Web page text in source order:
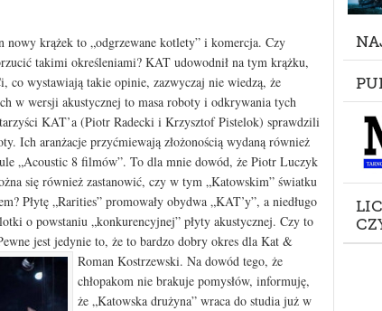
nowy krążek to „odgrzewane kotlety” i komercja. Czy
takimi określeniami? KAT udowodnił na tym krążku,
co wystawiają takie opinie, zazwyczaj nie wiedzą, że
w wersji akustycznej to masa roboty i odkrywania tych
KAT’a (Piotr Radecki i Krzysztof Pistelok) sprawdzili
Ich aranżacje przyćmiewają złożonością wydaną również
„Acoustic 8 filmów”. To dla mnie dowód, że Piotr Luczyk
się również zastanowić, czy w tym „Katowskim” światku
Płytę „Rarities” promowały obydwa „KAT’y”, a niedługo
o powstaniu „konkurencyjnej” płyty akustycznej. Czy to
jest jedynie to, że to bardzo dobry okres dla Kat &
Roman Kostrzewski. Na dowód tego, że
chłopakom nie brakuje pomysłów, informuję,
że „Katowska drużyna” wraca do studia już w